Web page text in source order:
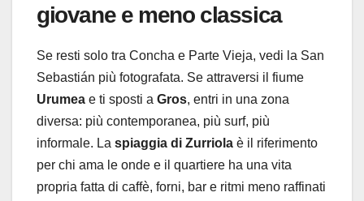
giovane e meno classica
Se resti solo tra Concha e Parte Vieja, vedi la San
Sebastián più fotografata. Se attraversi il fiume
Urumea e ti sposti a Gros, entri in una zona
diversa: più contemporanea, più surf, più
informale. La spiaggia di Zurriola è il riferimento
per chi ama le onde e il quartiere ha una vita
propria fatta di caffè, forni, bar e ritmi meno raffinati